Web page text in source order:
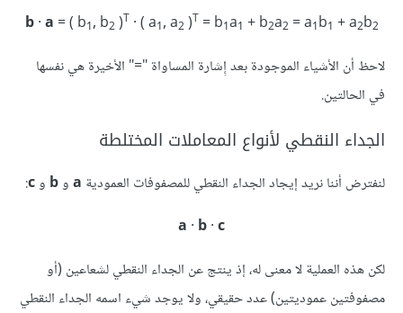
b·a = ( b1, b2)T · ( a1, a2)T = b1a1 + b2a2= a1b1 + a2b2‪
لاحظ أن الأشياء الموجودة بعد إِشارة المساواة "=" الأخيرة هي نفسها
في الحالتين.
الجداء النقطي لأنواع المعاملات المختلطة
لنفترض أننا نريد إيجاد الجداء النقطي للمصفوفات العمودية aوb وc
:
a · b·c
لكن هذه العملية لا معنى له، إذ ينتج عن الجداء النقطي لشعاعين (أو
مصفوفتين عموديتين) عدد حقيقي، ولا يوجد شيء اسمه الجداء النقطي